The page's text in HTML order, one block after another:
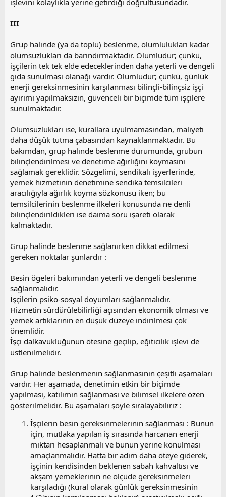
işlevini kolaylıkla yerine getirdiği doğrultusundadır.
III
Grup halinde (ya da toplu) beslenme, olumlulukları kadar
olumsuzlukları da barındırmaktadır. Olumludur; çünkü,
işçilerin tek tek elde edeceklerinden daha yeterli ve dengeli
gıda sunulması olanağı vardır. Olumludur; çünkü, günlük
enerji gereksinmesinin karşılanması bilinçli-bilinçsiz işçi
ayırımı yapılmaksızın, güvenceli bir biçimde tüm işçilere
sunulmaktadır.
Olumsuzlukları ise, kurallara uyulmamasından, maliyeti
daha düşük tutma çabasından kaynaklanmaktadır. Bu
bakımdan, grup halinde beslenme durumunda, grubun
bilinçlendirilmesi ve denetime ağırlığını koymasını
sağlamak gereklidir. Sözgelimi, sendikalı işyerlerinde,
yemek hizmetinin denetimine sendika temsilcileri
aracılığıyla ağırlık koyma sözkonusu iken; bu
temsilcilerinin beslenme ilkeleri konusunda ne denli
bilinçlendirildikleri ise daima soru işareti olarak
kalmaktadır.
Grup halinde beslenme sağlanırken dikkat edilmesi
gereken noktalar şunlardır :
Besin ögeleri bakımından yeterli ve dengeli beslenme
sağlanmalıdır.
İşçilerin psiko-sosyal doyumları sağlanmalıdır.
Hizmetin sürdürülebilirliği açısından ekonomik olması ve
yemek artıklarının en düşük düzeye indirilmesi çok
önemlidir.
İşçi dalkavukluğunun ötesine geçilip, eğiticilik işlevi de
üstlenilmelidir.
Grup halinde beslenmenin sağlanmasının çeşitli aşamaları
vardır. Her aşamada, denetimin etkin bir biçimde
yapılması, katılımın sağlanması ve bilimsel ilkelere özen
gösterilmelidir. Bu aşamaları şöyle sıralayabiliriz :
İşçilerin besin gereksinmelerinin sağlanması : Bunun
için, mutlaka yapılan iş sırasında harcanan enerji
miktarı hesaplanmalı ve bunun yerine konulması
amaçlanmalıdır. Hatta bir adım daha öteye giderek,
işçinin kendisinden beklenen sabah kahvaltısı ve
akşam yemeklerinin ne ölçüde gereksinmeleri
karşıladığı (kural olarak günlük gereksinmesinin